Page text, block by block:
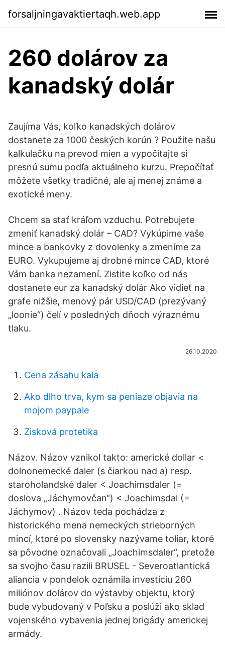
forsaljningavaktiertaqh.web.app
260 dolárov za
kanadský dolár
Zaujíma Vás, koľko kanadských dolárov
dostanete za 1000 českých korún ? Použite našu
kalkulačku na prevod mien a vypočítajte si
presnú sumu podľa aktuálneho kurzu. Prepočítať
môžete všetky tradičné, ale aj menej známe a
exotické meny.
Chcem sa stať kráľom vzduchu. Potrebujete
zmeniť kanadský dolár – CAD? Vykúpime vaše
mince a bankovky z dovolenky a zmeníme za
EURO. Vykupujeme aj drobné mince CAD, ktoré
Vám banka nezamení. Zistite koľko od nás
dostanete eur za kanadský dolár Ako vidieť na
grafe nižšie, menový pár USD/CAD (prezývaný
„loonie“) čelí v posledných dňoch výraznému
tlaku.
26.10.2020
Cena zásahu kala
Ako dlho trva, kym sa peniaze objavia na
mojom paypale
Zisková protetika
Názov. Názov vznikol takto: americké dollar <
dolnonemecké daler (s čiarkou nad a) resp.
staroholandské daler < Joachimsdaler (=
doslova „Jáchymovčan“) < Joachimsdal (=
Jáchymov) . Názov teda pochádza z
historického mena nemeckých strieborných
mincí, ktoré po slovensky nazývame toliar, ktoré
sa pôvodne označovali „Joachimsdaler“, pretože
sa svojho času razili BRUSEL - Severoatlantická
aliancia v pondelok oznámila investíciu 260
miliónov dolárov do výstavby objektu, ktorý
bude vybudovaný v Poľsku a poslúži ako sklad
vojenského vybavenia jednej brigády americkej
armády.